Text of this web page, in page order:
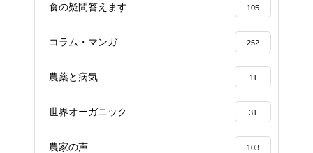
食の疑問答えます 105
コラム・マンガ 252
農薬と病気 11
世界オーガニック 31
農家の声 103